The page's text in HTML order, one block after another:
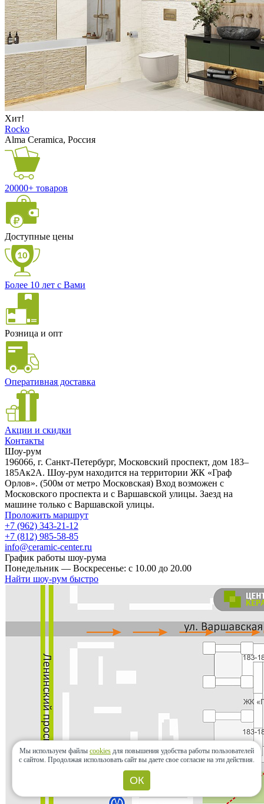
Хит!
Rocko
Alma Ceramica, Россия
20000+ товаров
Доступные цены
Более 10 лет с Вами
Розница и опт
Оперативная доставка
Акции и скидки
Контакты
Шоу-рум
196066, г. Санкт-Петербург, Московский проспект, дом 183–
185Ак2А. Шоу-рум находится на территории ЖК «Граф
Орлов». (500м от метро Московская) Вход возможен с
Московского проспекта и с Варшавской улицы. Заезд на
машине только с Варшавской улицы.
Проложить маршрут
+7 (962) 343-21-12
+7 (812) 985-58-85
info@ceramic-center.ru
График работы шоу-рума
Понедельник — Воскресенье: с 10.00 до 20.00
Найти шоу-рум быстро
Мы используем файлы cookies для повышения удобства работы пользователей
с сайтом. Продолжая использовать сайт вы даете свое согласие на эти действия.
ОК